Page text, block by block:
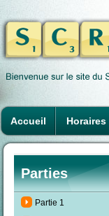
Accueil Horaires
Parties
Partie 1